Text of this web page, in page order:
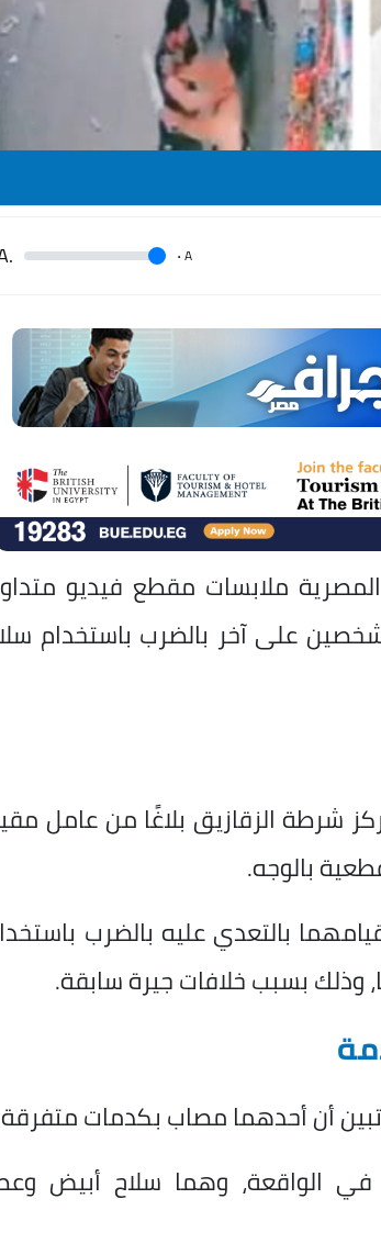
A
.
.A
المصرية ملابسات مقطع فيديو
على آخر بالضرب باستخدام
تلقى مركز شرطة الزقازيق بلاغًا من عامل
بالوجه.
بالتعدي عليه بالضرب
وذلك بسبب خلافات جيرة سابقة.
أن أحدهما مصاب بكدمات
في الواقعة، وهما سلاح أبيض